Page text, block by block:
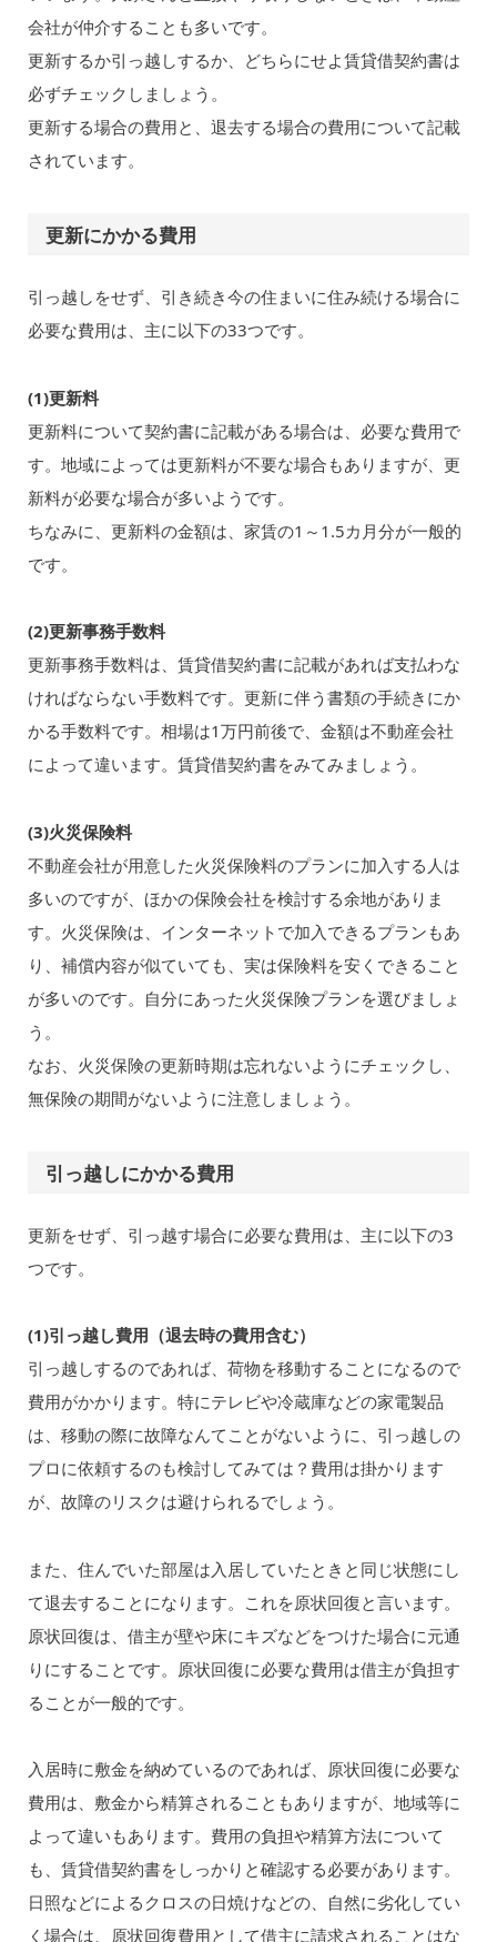
会社が仲介することも多いです。
更新するか引っ越しするか、どちらにせよ賃貸借契約書は
必ずチェックしましょう。
更新する場合の費用と、退去する場合の費用について記載
されています。
更新にかかる費用
引っ越しをせず、引き続き今の住まいに住み続ける場合に
必要な費用は、主に以下の33つです。
(1)更新料
更新料について契約書に記載がある場合は、必要な費用で
す。地域によっては更新料が不要な場合もありますが、更
新料が必要な場合が多いようです。
ちなみに、更新料の金額は、家賃の1～1.5カ月分が一般的
です。
(2)更新事務手数料
更新事務手数料は、賃貸借契約書に記載があれば支払わな
ければならない手数料です。更新に伴う書類の手続きにか
かる手数料です。相場は1万円前後で、金額は不動産会社
によって違います。賃貸借契約書をみてみましょう。
(3)火災保険料
不動産会社が用意した火災保険料のプランに加入する人は
多いのですが、ほかの保険会社を検討する余地がありま
す。火災保険は、インターネットで加入できるプランもあ
り、補償内容が似ていても、実は保険料を安くできること
が多いのです。自分にあった火災保険プランを選びましょ
う。
なお、火災保険の更新時期は忘れないようにチェックし、
無保険の期間がないように注意しましょう。
引っ越しにかかる費用
更新をせず、引っ越す場合に必要な費用は、主に以下の3
つです。
(1)引っ越し費用（退去時の費用含む）
引っ越しするのであれば、荷物を移動することになるので
費用がかかります。特にテレビや冷蔵庫などの家電製品
は、移動の際に故障なんてことがないように、引っ越しの
プロに依頼するのも検討してみては？費用は掛かります
が、故障のリスクは避けられるでしょう。
また、住んでいた部屋は入居していたときと同じ状態にし
て退去することになります。これを原状回復と言います。
原状回復は、借主が壁や床にキズなどをつけた場合に元通
りにすることです。原状回復に必要な費用は借主が負担す
ることが一般的です。
入居時に敷金を納めているのであれば、原状回復に必要な
費用は、敷金から精算されることもありますが、地域等に
よって違いもあります。費用の負担や精算方法について
も、賃貸借契約書をしっかりと確認する必要があります。
日照などによるクロスの日焼けなどの、自然に劣化してい
く場合は、原状回復費用として借主に請求されることはな